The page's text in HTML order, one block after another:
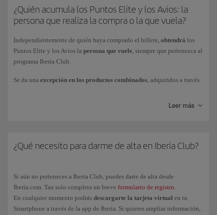
nueva tarjeta de crédito).
promocionales conseguidos con los Bonus de Iberia Club.
Avios obtenidos como premioen competiciones o sorteos (por
ganar, o por participar).
Avios decortesíacomo compensación por alguna incidencia.
(como ganar Puntos Elite en
Recuerda que la obtención de Puntos Elite por la compra de billetes y
Avios ganados solo aplica a las compras realizadas a través de las marcas
¿Quién acumula los Puntos Elite y los Avios: la
persona que realiza la compra o la que vuela?
Independientemente de quién haya comprado el billete, obtendrá los
Puntos Elite y los Avios la persona que vuele, siempre que pertenezca al
programa Iberia Club.
Se da una excepción en los productos combinados, adquiridos a través
Vuelo+Coche o Vuelo+Hotel): la persona que realice la compra del
Los Puntos Elite y los Avios asociados al vuelo los acumulará cada
Leer más
¿Qué necesito para darme de alta en Iberia Club?
Si aún no perteneces a Iberia Club, puedes darte de alta desde
Iberia.com. Tan solo completa un breve formulario de registro.
En cualquier momento podrás descargarte la tarjeta virtual en tu
Smartphone a través de la app de Iberia. Si quieres ampliar información,